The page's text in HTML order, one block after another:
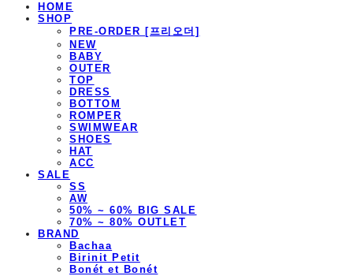
HOME
SHOP
PRE-ORDER [프리오더]
NEW
BABY
OUTER
TOP
DRESS
BOTTOM
ROMPER
SWIMWEAR
SHOES
HAT
ACC
SALE
SS
AW
50% ~ 60% BIG SALE
70% ~ 80% OUTLET
BRAND
Bachaa
Birinit Petit
Bonét et Bonét